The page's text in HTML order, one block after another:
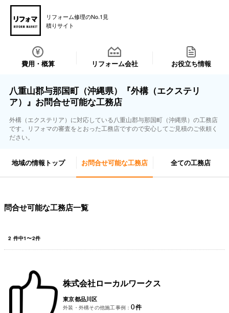
リフォーム修理のNo.1見
積りサイト
費用・概算 リフォーム会社 お役立ち情報
八重山郡与那国町（沖縄県）『外構（エクステリ
ア）』お問合せ可能な工務店
外構（エクステリア）に対応している八重山郡与那国町（沖縄県）の工務店
です。リフォマの審査をとおった工務店ですので安心してご見積のご依頼く
ださい。
地域の情報トップ お問合せ可能な工務店 全ての工務店
問合せ可能な工務店一覧
2 件中1〜2件
株式会社ローカルワークス
東京都品川区
外装・外構その他施工事例：0件